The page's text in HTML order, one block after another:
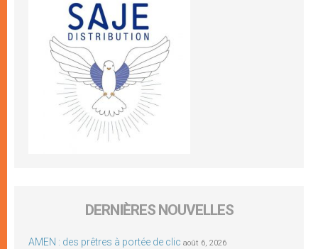
DERNIÈRES NOUVELLES
AMEN : des prêtres à portée de clic août 6, 2026